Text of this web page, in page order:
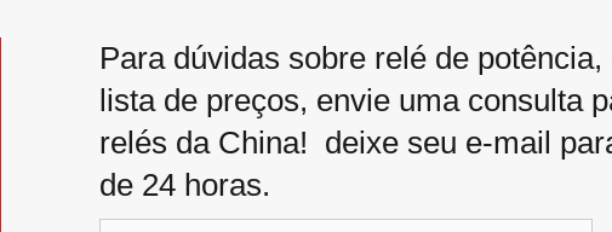
Para dúvidas sobre relé de
lista de preços, envie uma consulta
relés da China! deixe seu e-mail
de 24 horas.